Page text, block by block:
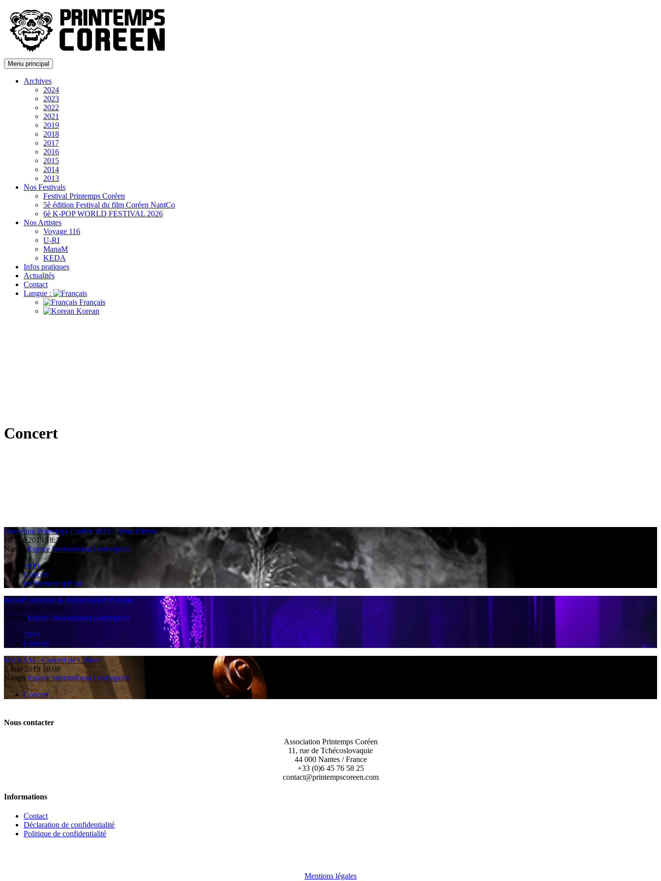
Menu principal
Archives
2024
2023
2022
2021
2019
2018
2017
2016
2015
2014
2013
Nos Festivals
Festival Printemps Coréen
5è édition Festival du film Coréen NantCo
6è K-POP WORLD FESTIVAL 2026
Nos Artistes
Voyage 116
U-RI
ManaM
KEDA
Infos pratiques
Actualités
Contact
Langue :
Français
Korean
Concert
Ouverture Printemps Coréen 2019 : 7ème édition
16 Mai 2019 18:30
Nantes Espace International Cosmopolis
2019
Concert
Evénement spécial
Beauté coréenne & Réjouissance d’Ulsan
27 Mai 2019 20:00
Nantes Espace International Cosmopolis
2019
Concert
MANAM - Concert de Clôture
2 Juin 2019 18:00
Nantes Espace International Cosmopolis
Concert
Nous contacter
Association Printemps Coréen
11, rue de Tchécoslovaquie
44 000 Nantes / France
+33 (0)6 45 76 58 25
contact@printempscoreen.com
Informations
Contact
Déclaration de confidentialité
Politique de confidentialité
Mentions légales